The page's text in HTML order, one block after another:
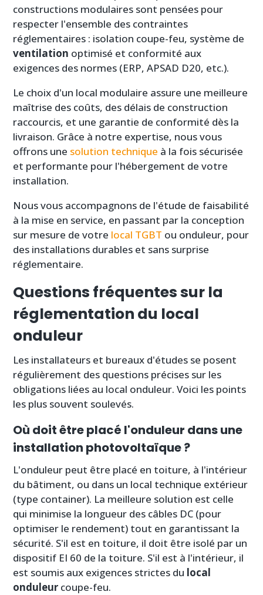
constructions modulaires sont pensées pour
respecter l'ensemble des contraintes
réglementaires : isolation coupe-feu, système de
ventilation optimisé et conformité aux
exigences des normes (ERP, APSAD D20, etc.).
Le choix d'un local modulaire assure une meilleure
maîtrise des coûts, des délais de construction
raccourcis, et une garantie de conformité dès la
livraison. Grâce à notre expertise, nous vous
offrons une solution technique à la fois sécurisée
et performante pour l'hébergement de votre
installation.
Nous vous accompagnons de l'étude de faisabilité
à la mise en service, en passant par la conception
sur mesure de votre local TGBT ou onduleur, pour
des installations durables et sans surprise
réglementaire.
Questions fréquentes sur la
réglementation du local
onduleur
Les installateurs et bureaux d'études se posent
régulièrement des questions précises sur les
obligations liées au local onduleur. Voici les points
les plus souvent soulevés.
Où doit être placé l'onduleur dans une
installation photovoltaïque ?
L'onduleur peut être placé en toiture, à l'intérieur
du bâtiment, ou dans un local technique extérieur
(type container). La meilleure solution est celle
qui minimise la longueur des câbles DC (pour
optimiser le rendement) tout en garantissant la
sécurité. S'il est en toiture, il doit être isolé par un
dispositif EI 60 de la toiture. S'il est à l'intérieur, il
est soumis aux exigences strictes du local
onduleur coupe-feu.